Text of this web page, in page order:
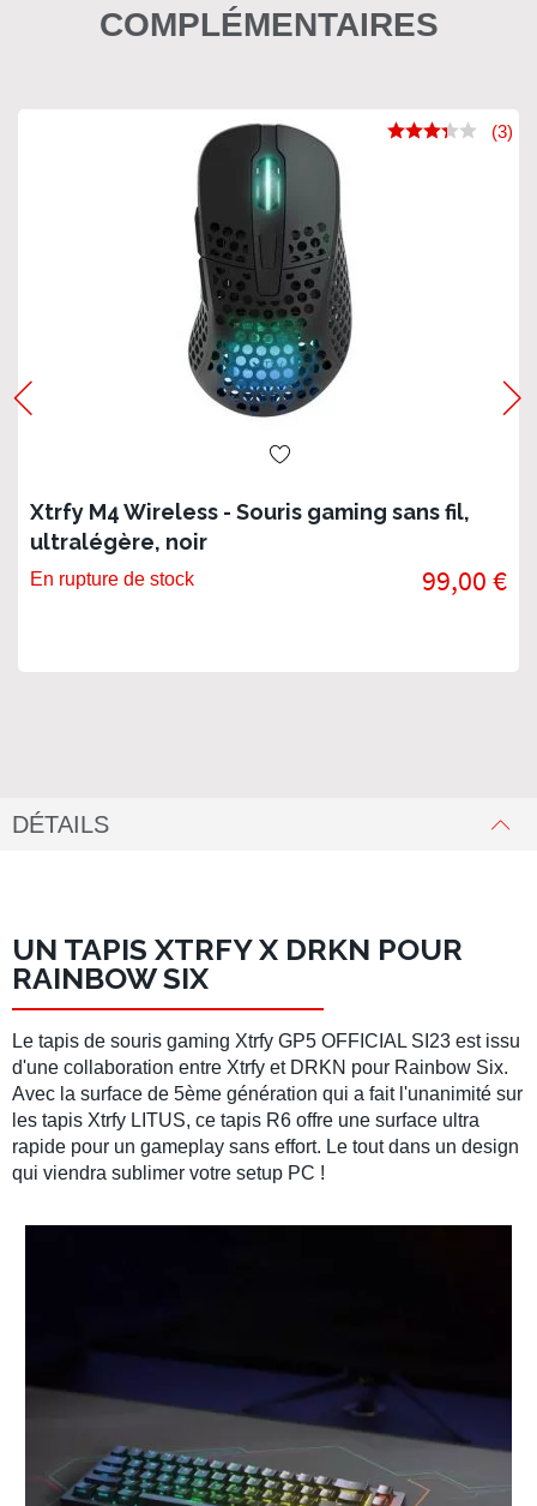
COMPLÉMENTAIRES
Xtrfy M4 Wireless - Souris gaming sans fil,
ultralégère, noir
(3)
En rupture de stock 99,00 €
DÉTAILS
UN TAPIS XTRFY X DRKN POUR
RAINBOW SIX
Le tapis de souris gaming Xtrfy GP5 OFFICIAL SI23 est issu
d'une collaboration entre Xtrfy et DRKN pour Rainbow Six.
Avec la surface de 5ème génération qui a fait l'unanimité sur
les tapis Xtrfy LITUS, ce tapis R6 offre une surface ultra
rapide pour un gameplay sans effort. Le tout dans un design
qui viendra sublimer votre setup PC !